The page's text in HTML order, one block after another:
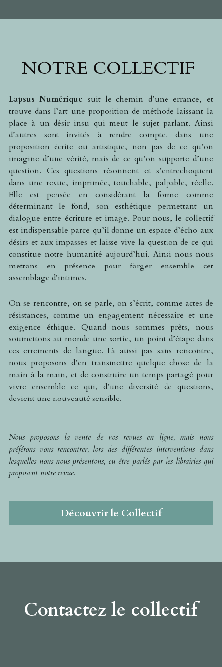
NOTRE COLLECTIF
Lapsus Numérique suit le chemin d’une errance, et
trouve dans l’art une proposition de méthode laissant la
place à un désir insu qui meut le sujet parlant. Ainsi
d’autres sont invités à rendre compte, dans une
proposition écrite ou artistique, non pas de ce qu’on
imagine d’une vérité, mais de ce qu’on supporte d’une
question. Ces questions résonnent et s’entrechoquent
dans une revue, imprimée, touchable, palpable, réelle.
Elle est pensée en considérant la forme comme
déterminant le fond, son esthétique permettant un
dialogue entre écriture et image. Pour nous, le collectif
est indispensable parce qu’il donne un espace d’écho aux
désirs et aux impasses et laisse vive la question de ce qui
constitue notre humanité aujourd’hui. Ainsi nous nous
mettons en présence pour forger ensemble cet
assemblage d’intimes.
On se rencontre, on se parle, on s’écrit, comme actes de
résistances, comme un engagement nécessaire et une
exigence éthique. Quand nous sommes prêts, nous
soumettons au monde une sortie, un point d’étape dans
ces errements de langue. Là aussi pas sans rencontre,
nous proposons d’en transmettre quelque chose de la
main à la main, et de construire un temps partagé pour
vivre ensemble ce qui, d’une diversité de questions,
devient une nouveauté sensible.
Nous proposons la vente de nos revues en ligne, mais nous
préférons vous rencontrer, lors des différentes interventions dans
lesquelles nous nous présentons, ou être parlés par les librairies qui
proposent notre revue.
Découvrir le Collectif
Contactez le collectif